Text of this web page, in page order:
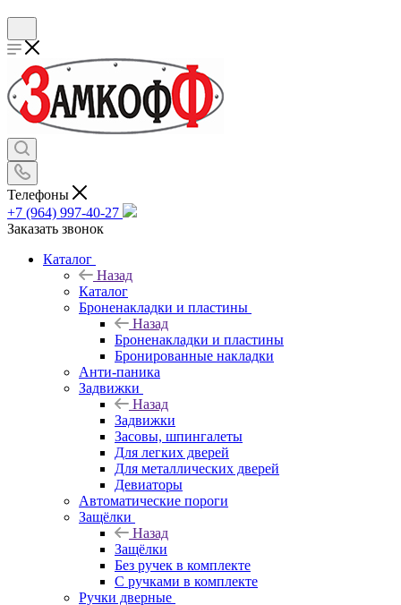
Телефоны
+7 (964) 997-40-27
Заказать звонок
Каталог
Назад
Каталог
Броненакладки и пластины
Назад
Броненакладки и пластины
Бронированные накладки
Анти-паника
Задвижки
Назад
Задвижки
Засовы, шпингалеты
Для легких дверей
Для металлических дверей
Девиаторы
Автоматические пороги
Защёлки
Назад
Защёлки
Без ручек в комплекте
С ручками в комплекте
Ручки дверные